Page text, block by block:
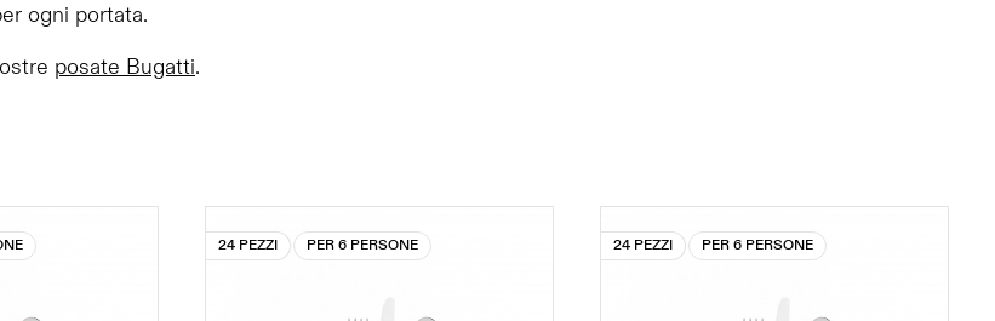
ogni portata.
posate Bugatti.
24 PEZZI PER 6 PERSONE 24 PEZZI PER 6 PERSONE